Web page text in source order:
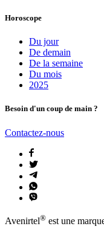
Horoscope
Du jour
De demain
De la semaine
Du mois
2025
Besoin d'un coup de main ?
Contactez-nous
Avenirtel® est une